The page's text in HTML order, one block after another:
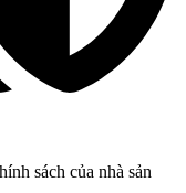
sách của nhà sản